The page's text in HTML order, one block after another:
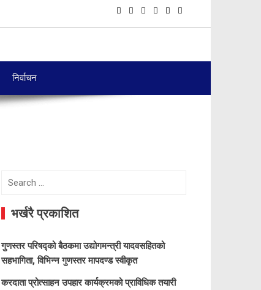
निर्वाचन
Search
भर्खरै प्रकाशित
गुणस्तर परिषद्को बैठकमा उद्योगमन्त्री यादवसहितको
सहभागिता, विभिन्न गुणस्तर मापदण्ड स्वीकृत
करदाता प्रोत्साहन उपहार कार्यक्रमको प्राविधिक तयारी